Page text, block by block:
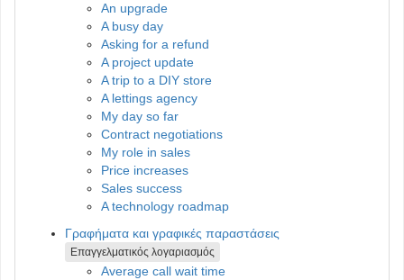
An upgrade
A busy day
Asking for a refund
A project update
A trip to a DIY store
A lettings agency
My day so far
Contract negotiations
My role in sales
Price increases
Sales success
A technology roadmap
Γραφήματα και γραφικές παραστάσεις
Επαγγελματικός λογαριασμός
Average call wait time